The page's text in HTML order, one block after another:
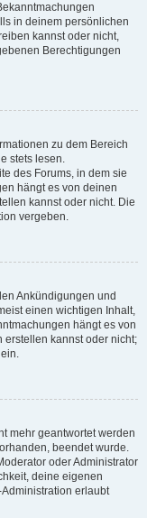
in deinem persönlichen
kannst oder nicht,
Berechtigungen
zu dem Bereich
stets lesen.
des Forums, in dem sie
hängt es von deinen
kannst oder nicht. Die
vergeben.
Ankündigungen und
einen wichtigen Inhalt,
hängt es von
kannst oder nicht;
mehr geantwortet werden
beendet wurde.
oder Administrator
deine eigenen
erlaubt